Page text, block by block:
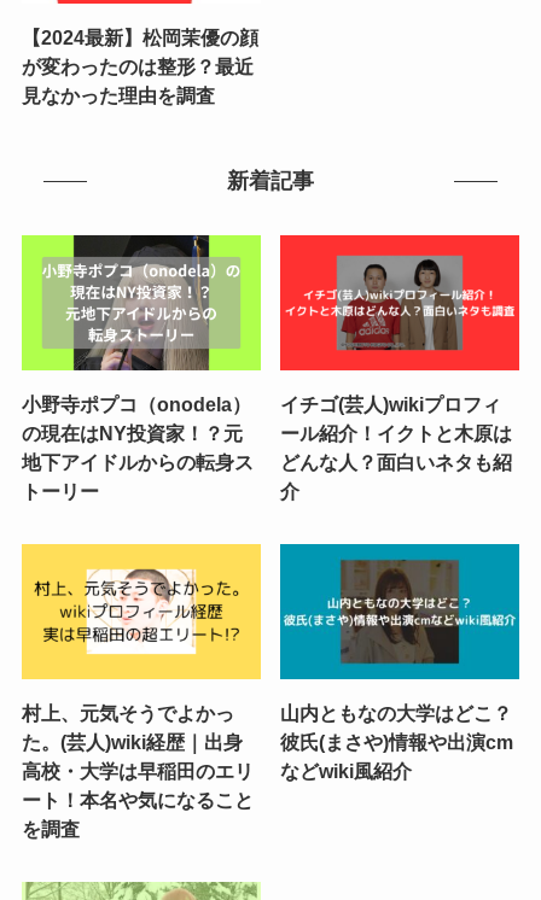
【2024最新】松岡茉優の顔
が変わったのは整形？最近
見なかった理由を調査
新着記事
小野寺ポプコ（onodela）
の現在はNY投資家！？元
地下アイドルからの転身ス
トーリー
イチゴ(芸人)wikiプロフィ
ール紹介！イクトと木原は
どんな人？面白いネタも紹
介
村上、元気そうでよかっ
た。(芸人)wiki経歴｜出身
高校・大学は早稲田のエリ
ート！本名や気になること
を調査
山内ともなの大学はどこ？
彼氏(まさや)情報や出演cm
などwiki風紹介